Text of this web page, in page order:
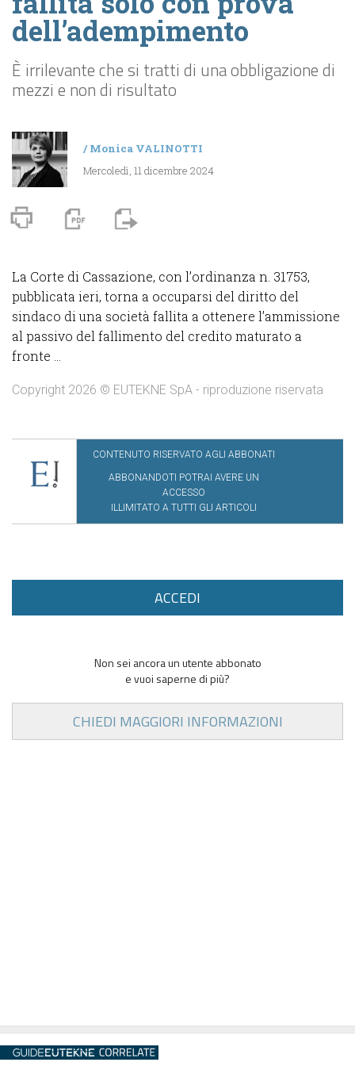
dell’adempimento
È irrilevante che si tratti di una obbligazione di
mezzi e non di risultato
/Monica VALINOTTI
Mercoledì, 11 dicembre 2024
La Corte di Cassazione, con l’ordinanza n. 31753,
pubblicata ieri, torna a occuparsi del diritto del
sindaco di una società fallita a ottenere l’ammissione
al passivo del fallimento del credito maturato a
fronte ...
Copyright 2026 © EUTEKNE SpA - riproduzione riservata
CONTENUTO RISERVATO AGLI ABBONATI
ABBONANDOTI POTRAI AVERE UN
ACCESSO
ILLIMITATO A TUTTI GLI ARTICOLI
ACCEDI
Non sei ancora un utente abbonato
e vuoi saperne di più?
CHIEDI MAGGIORI INFORMAZIONI